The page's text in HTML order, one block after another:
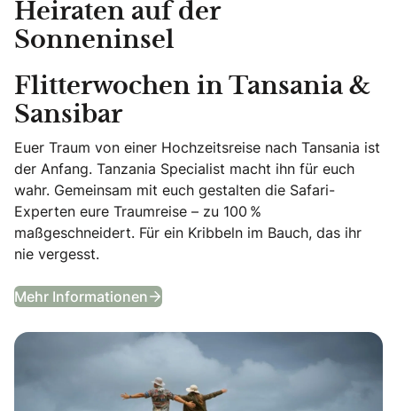
Heiraten auf der
Sonneninsel
Flitterwochen in Tansania &
Sansibar
Euer Traum von einer Hochzeitsreise nach Tansania ist
der Anfang. Tanzania Specialist macht ihn für euch
wahr. Gemeinsam mit euch gestalten die Safari-
Experten eure Traumreise – zu 100 %
maßgeschneidert. Für ein Kribbeln im Bauch, das ihr
nie vergesst.
Mehr Informationen Flitterwochen in Tansania &